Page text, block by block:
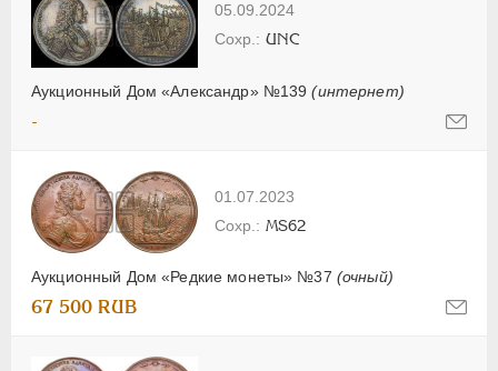
05.09.2024
Аукционный Дом «Александр» №139(интернет)
UNC
-
01.07.2023
Аукционный Дом «Редкие монеты» №37 (очный)
MS62
67 500 RUB